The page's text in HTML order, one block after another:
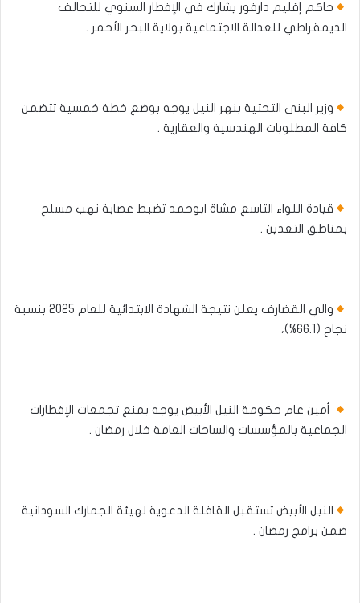
حاكم إقليم دارفور يشارك في الإفطار السنوي للتحالف
الديمقراطي للعدالة الاجتماعية بولاية البحر الأحمر .
وزير البنى التحتية بنهر النيل يوجه بوضع خطة خمسية تتضمن
كافة المطلوبات الهندسية والعقارية .
قيادة اللواء التاسع مشاة ابوحمد تضبط عصابة نهب مسلح
بمناطق التعدين .
والي القضارف يعلن نتيجة الشهادة الابتدائية للعام 2025 بنسبة
نجاح (66.1%)،
أمين عام حكومة النيل الأبيض يوجه بمنع تجمعات الإفطارات
الجماعية بالمؤسسات والساحات العامة خلال رمضان .
النيل الأبيض تستقبل القافلة الدعوية لهيئة الجمارك السودانية
ضمن برامج رمضان .